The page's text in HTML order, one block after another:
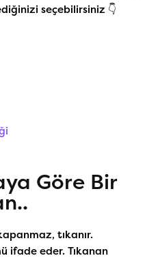
seçebilirsiniz 👇
Göre Bir
tıkanır.
ifade eder. Tıkanan